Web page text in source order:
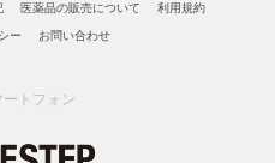
医薬品の販売について 利用規約
ー お問い合わせ
ートフォン